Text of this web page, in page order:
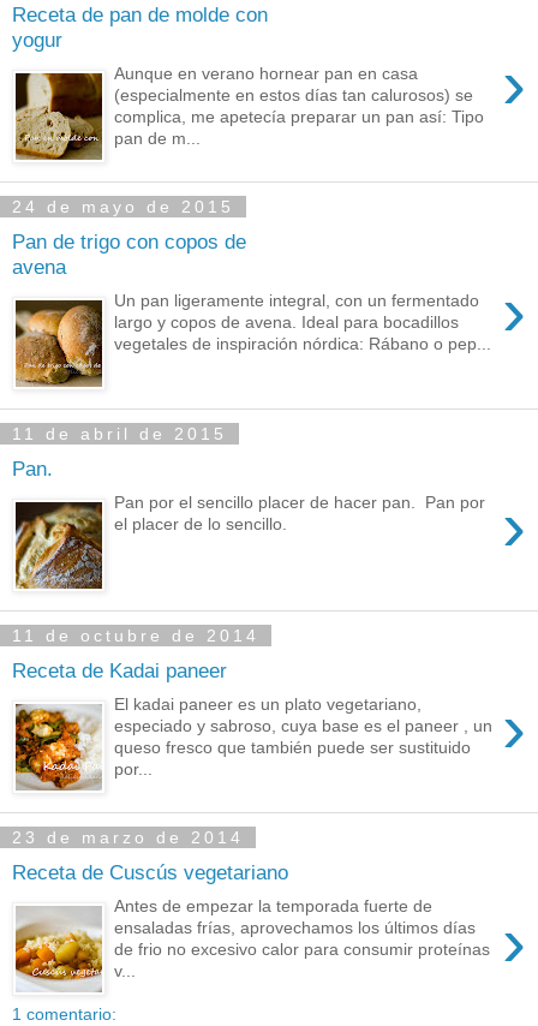
Receta de pan de molde con
yogur
›
Aunque en verano hornear pan en casa
(especialmente en estos días tan calurosos) se
complica, me apetecía preparar un pan así: Tipo
pan de m...
24 de mayo de 2015
Pan de trigo con copos de
avena
›
Un pan ligeramente integral, con un fermentado
largo y copos de avena. Ideal para bocadillos
vegetales de inspiración nórdica: Rábano o pep...
11 de abril de 2015
Pan.
›
Pan por el sencillo placer de hacer pan. Pan por
el placer de lo sencillo.
11 de octubre de 2014
Receta de Kadai paneer
›
El kadai paneer es un plato vegetariano,
especiado y sabroso, cuya base es el paneer , un
queso fresco que también puede ser sustituido
por...
23 de marzo de 2014
Receta de Cuscús vegetariano
›
Antes de empezar la temporada fuerte de
ensaladas frías, aprovechamos los últimos días
de frio no excesivo calor para consumir proteínas
v...
1 comentario: